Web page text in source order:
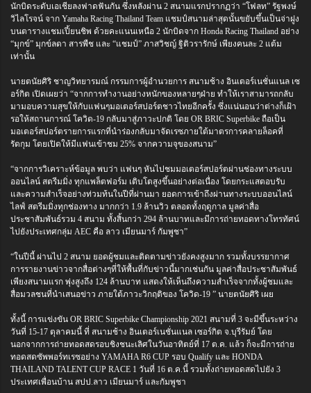
นักบิดระดับเอเชียลงฟาดฟันกัน ซึ่งหลังผ่าน 2 สนามแรกปรากฏว่า “โฟลท” รัฐพงษ์
วิไลโรจน์ จาก Yamaha Racing Thailand Team แชมป์สนามล่าสุดนั้นขยับขึ้นเป็นจ่าฝูง
บนตารางแชมเปี้ยนชิพ ด้วยคะแนนเหนือ 2 นักบิดจาก Honda Racing Thailand อย่าง
“มุกข์” มุกข์ลดา สารพืช และ “แชมป์” ภาสวิชญ์ ฐิติวรารักษ์ เพียงคนละ 2 แต้ม
เท่านั้น
นายตนัยศิริ ชาญวิทยารมณ์ กรรมการผู้อำนวยการ สนามช้าง อินเตอร์เนชั่นแนล เซ
อร์กิต เปิดเผยว่า “จากการทำงานอย่างหนักของหลายๆฝ่าย ทำให้เราสามารถกลับ
มามอบความสุขให้กับแฟนๆมอเตอร์สปอร์ตชาวไทยอีกครั้ง ซึ่งแน่นอนว่าต่างก็เฝ้า
รอให้สถานการณ์ โควิด-19 กลับมาสู่ภาวะปกติ โดย OR BRIC Superbike ถือเป็น
มอเตอร์สปอร์ตรายการแรกที่นำร่องกลับมาจัดเรซภายใต้มาตรการคลายล็อคที่
รัดกุม โดยเปิดให้มีแฟนเข้าชม 25% จากความจุของสนาม”
“จากการวิเคราะห์ข้อมูล พบว่า แฟนๆ หันไปชมมอเตอร์สปอร์ตผ่านช่องทางระบบ
ออนไลน์ สตรีมมิ่ง ทุกแพล็ตฟอร์ม เติบโตสูงขึ้นอย่างต่อเนื่อง โดยกระแสตอบรับ
และความสำเร็จอย่างท่วมท้นในปีที่ผ่านมา ยอดการเข้าถึงผ่านทางระบบออนไลน์
ไลฟ์ สตรีมมิ่งทุกช่องทาง มากกว่า 1.9 ล้านวิว ตลอดทั้งฤดูกาล มูลค่าสื่อ
ประชาสัมพันธ์รวม 4 สนาม ทั้งสิ้นกว่า 294 ล้านบาทและมีการถ่ายทอดทางโทรทัศน์
ไปยังประเทศกลุ่ม AEC คือ ลาว เมียนมาร์ กัมพูชา”
“ในปีนี้ ผ่านไป 2 สนาม ยอดผู้ชมและติดตามข่าวยังคงสูงมาก รวมทั้งบรรยากาศ
การรายงานข่าวจากสื่อต่างๆที่ให้พื้นที่กับข่าวนี้มากเช่นกัน มูลค่าสื่อประชาสัมพันธ์
เพียงสนามแรก พุ่งสูงถึง 124 ล้านบาท แสดงให้เห็นถึงความสำเร็จจากทั้งผู้ชมและ
สื่อมวลชนที่นำเสนอข่าว ภายใต้ภาวะวิกฤติของ โควิด-19 ” นายตนัยศิริ เผย
ทั้งนี้ การแข่งขัน OR BRIC Superbike Championship 2021 สนามที่ 3 จะมีขึ้นระหว่าง
วันที่ 15-17 ตุลาคมนี้ ที่ สนามช้าง อินเตอร์เนชั่นแนล เซอร์กิต จ.บุรีรัมย์ โดย
นอกจากการถ่ายทอดสดรอบชิงชนะเลิศในวันอาทิตย์ที่ 17 ต.ค. แล้ว ก็จะมีการถ่าย
ทอดสดซัพพอร์ทเรซอย่าง YAMAHA R6 CUP รอบ Qualify และ HONDA
THAILAND TALENT CUP RACE 1 วันที่ 16 ต.ค.นี้ รวมทั้งถ่ายทอดสดไปยัง 3
ประเทศเพื่อนบ้าน สปป.ลาว เมียนมาร์ และกัมพูชา